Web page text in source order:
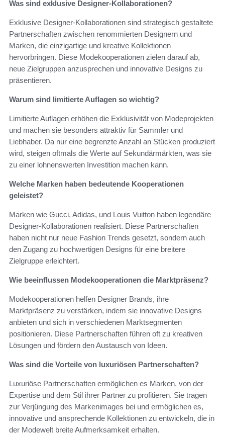
Was sind exklusive Designer-Kollaborationen?
Exklusive Designer-Kollaborationen sind strategisch gestaltete
Partnerschaften zwischen renommierten Designern und
Marken, die einzigartige und kreative Kollektionen
hervorbringen. Diese Modekooperationen zielen darauf ab,
neue Zielgruppen anzusprechen und innovative Designs zu
präsentieren.
Warum sind limitierte Auflagen so wichtig?
Limitierte Auflagen erhöhen die Exklusivität von Modeprojekten
und machen sie besonders attraktiv für Sammler und
Liebhaber. Da nur eine begrenzte Anzahl an Stücken produziert
wird, steigen oftmals die Werte auf Sekundärmärkten, was sie
zu einer lohnenswerten Investition machen kann.
Welche Marken haben bedeutende Kooperationen
geleistet?
Marken wie Gucci, Adidas, und Louis Vuitton haben legendäre
Designer-Kollaborationen realisiert. Diese Partnerschaften
haben nicht nur neue Fashion Trends gesetzt, sondern auch
den Zugang zu hochwertigen Designs für eine breitere
Zielgruppe erleichtert.
Wie beeinflussen Modekooperationen die Marktpräsenz?
Modekooperationen helfen Designer Brands, ihre
Marktpräsenz zu verstärken, indem sie innovative Designs
anbieten und sich in verschiedenen Marktsegmenten
positionieren. Diese Partnerschaften führen oft zu kreativen
Lösungen und fördern den Austausch von Ideen.
Was sind die Vorteile von luxuriösen Partnerschaften?
Luxuriöse Partnerschaften ermöglichen es Marken, von der
Expertise und dem Stil ihrer Partner zu profitieren. Sie tragen
zur Verjüngung des Markenimages bei und ermöglichen es,
innovative und ansprechende Kollektionen zu entwickeln, die in
der Modewelt breite Aufmerksamkeit erhalten.